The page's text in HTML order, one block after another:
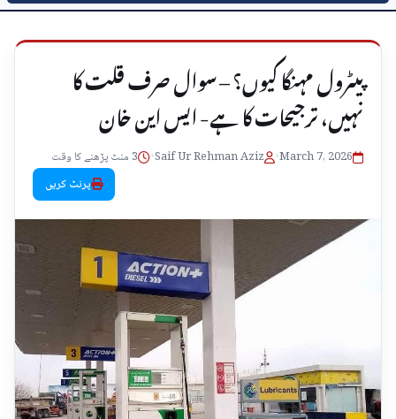
پیٹرول مہنگا کیوں؟ – سوال صرف قلت کا
نہیں، ترجیحات کا ہے- ایس این خان
March 7, 2026
•
Saif Ur Rehman Aziz
•
3 منٹ پڑھنے کا وقت
پرنٹ کریں